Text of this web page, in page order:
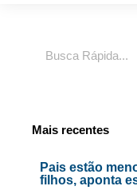
Mais recentes
Pais estão
filhos, aponta